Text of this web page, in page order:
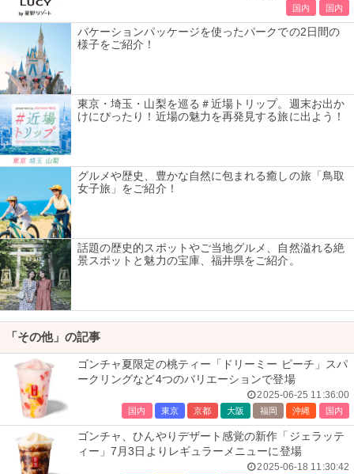
国内 国内
バケーションパッケージを使ったパークでの2日間の
様子をご紹介！
東京・埼玉・山梨を巡る＃近場トリップ。週末お出か
けにぴったり！近場の魅力を再発見する旅に出よう！
グルメや歴史、豊かな自然に包まれる癒しの旅「鳥取
女子旅」をご紹介！
話題の歴史的スポットやご当地グルメ、自然溢れる絶
景スポットと魅力の宝庫、福井県をご紹介。
「その他」の記事
ゴンチャ夏限定の桃ティー「ドリーミー ピーチ」スパ
ークリングなど4つのバリエーションで登場
2025-06-25 11:36:00
国内 東京 京都 大阪 福岡 沖縄 国内
ゴンチャ、ひんやりデザート感覚の新作「ジェラッテ
ィー」7月3日よりレギュラーメニューに登場
2025-06-18 11:30:42